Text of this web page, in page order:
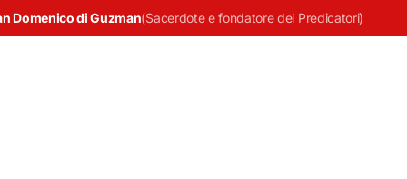
Domenico di Guzman(Sacerdote e fondatore dei Predicatori)